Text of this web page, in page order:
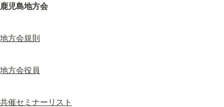
鹿児島地方会
地方会規則
地方会役員
共催セミナーリスト